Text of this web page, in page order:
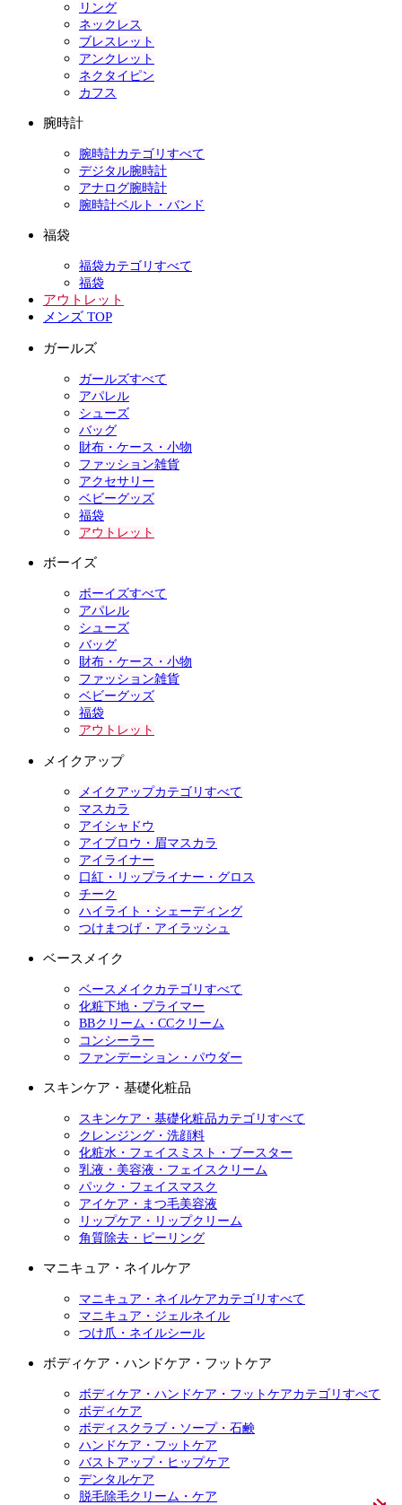
リング
ネックレス
ブレスレット
アンクレット
ネクタイピン
カフス
腕時計
腕時計カテゴリすべて
デジタル腕時計
アナログ腕時計
腕時計ベルト・バンド
福袋
福袋カテゴリすべて
福袋
アウトレット
メンズ TOP
ガールズ
ガールズすべて
アパレル
シューズ
バッグ
財布・ケース・小物
ファッション雑貨
アクセサリー
ベビーグッズ
福袋
アウトレット
ボーイズ
ボーイズすべて
アパレル
シューズ
バッグ
財布・ケース・小物
ファッション雑貨
ベビーグッズ
福袋
アウトレット
メイクアップ
メイクアップカテゴリすべて
マスカラ
アイシャドウ
アイブロウ・眉マスカラ
アイライナー
口紅・リップライナー・グロス
チーク
ハイライト・シェーディング
つけまつげ・アイラッシュ
ベースメイク
ベースメイクカテゴリすべて
化粧下地・プライマー
BBクリーム・CCクリーム
コンシーラー
ファンデーション・パウダー
スキンケア・基礎化粧品
スキンケア・基礎化粧品カテゴリすべて
クレンジング・洗顔料
化粧水・フェイスミスト・ブースター
乳液・美容液・フェイスクリーム
パック・フェイスマスク
アイケア・まつ毛美容液
リップケア・リップクリーム
角質除去・ピーリング
マニキュア・ネイルケア
マニキュア・ネイルケアカテゴリすべて
マニキュア・ジェルネイル
つけ爪・ネイルシール
ボディケア・ハンドケア・フットケア
ボディケア・ハンドケア・フットケアカテゴリすべて
ボディケア
ボディスクラブ・ソープ・石鹸
ハンドケア・フットケア
バストアップ・ヒップケア
デンタルケア
脱毛除毛クリーム・ケア